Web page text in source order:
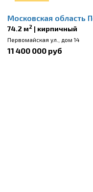
Московская область
74.2 м2 | кирпичный
Первомайская ул., дом 14
11 400 000 руб